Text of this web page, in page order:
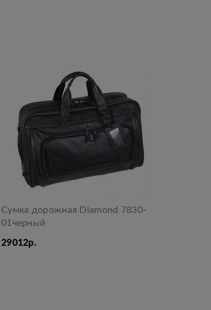
Сумка дорожная Diamond 7830-
01черный
29012р.